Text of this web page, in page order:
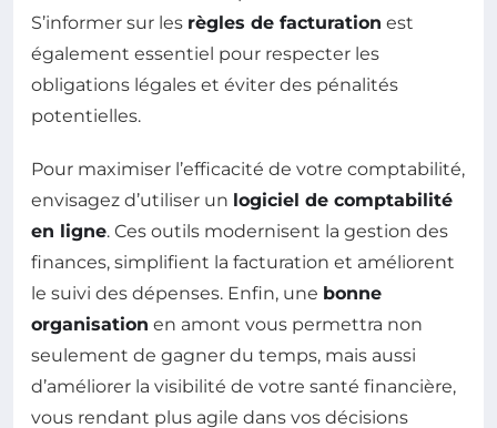
S’informer sur les règles de facturation est
également essentiel pour respecter les
obligations légales et éviter des pénalités
potentielles.
Pour maximiser l’efficacité de votre comptabilité,
envisagez d’utiliser un logiciel de comptabilité
en ligne. Ces outils modernisent la gestion des
finances, simplifient la facturation et améliorent
le suivi des dépenses. Enfin, une bonne
organisation en amont vous permettra non
seulement de gagner du temps, mais aussi
d’améliorer la visibilité de votre santé financière,
vous rendant plus agile dans vos décisions